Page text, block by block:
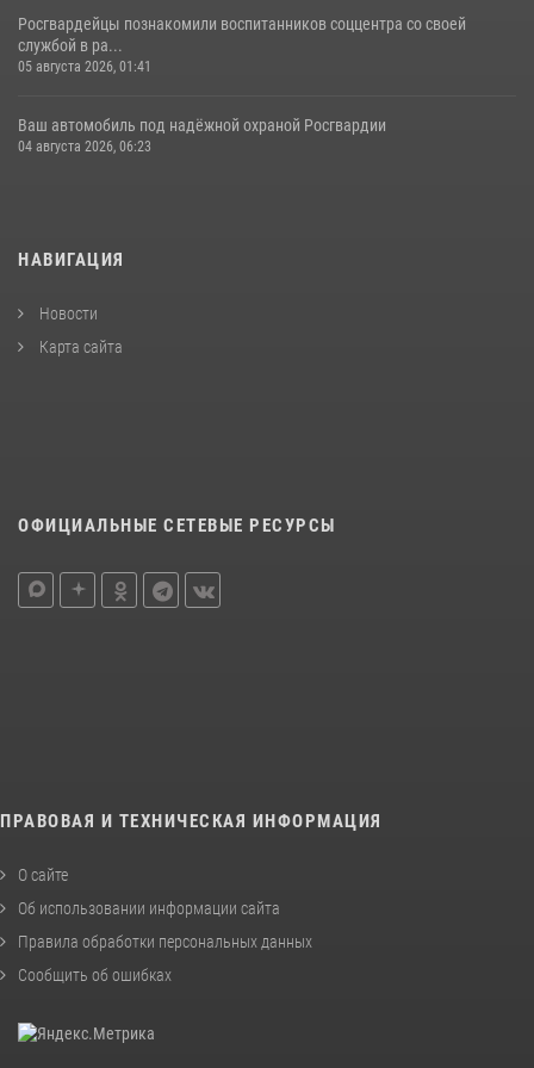
Росгвардейцы познакомили воспитанников соццентра со своей
службой в ра...
05 августа 2026, 01:41
Ваш автомобиль под надёжной охраной Росгвардии
04 августа 2026, 06:23
НАВИГАЦИЯ
Новости
Карта сайта
ОФИЦИАЛЬНЫЕ СЕТЕВЫЕ РЕСУРСЫ
ПРАВОВАЯ И ТЕХНИЧЕСКАЯ ИНФОРМАЦИЯ
О сайте
Об использовании информации сайта
Правила обработки персональных данных
Сообщить об ошибках